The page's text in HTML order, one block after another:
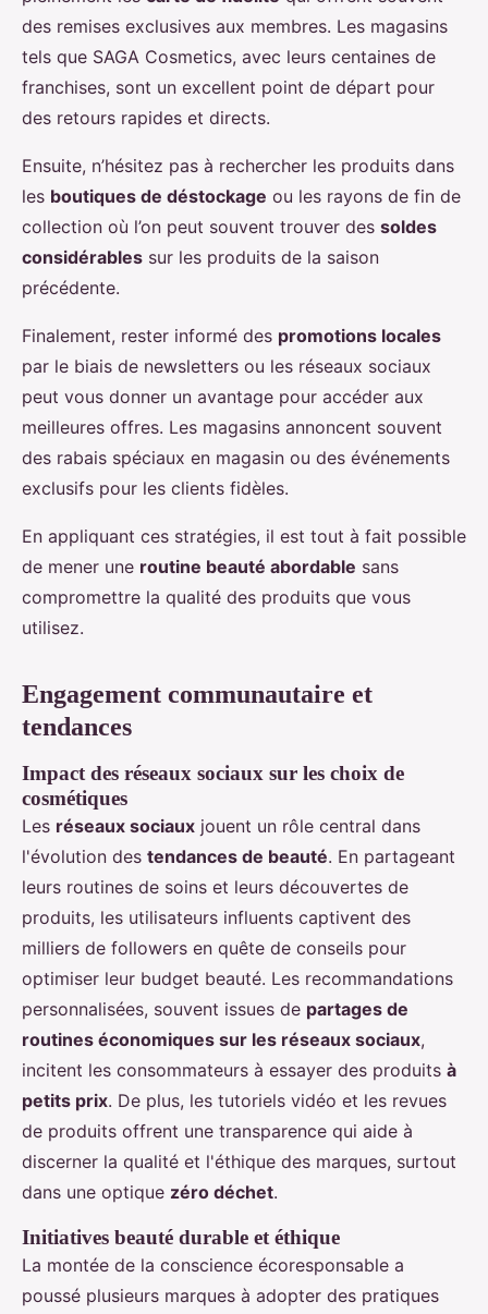
des remises exclusives aux membres. Les magasins
tels que SAGA Cosmetics, avec leurs centaines de
franchises, sont un excellent point de départ pour
des retours rapides et directs.
Ensuite, n’hésitez pas à rechercher les produits dans
les boutiques de déstockage ou les rayons de fin de
collection où l’on peut souvent trouver des soldes
considérables sur les produits de la saison
précédente.
Finalement, rester informé des promotions locales
par le biais de newsletters ou les réseaux sociaux
peut vous donner un avantage pour accéder aux
meilleures offres. Les magasins annoncent souvent
des rabais spéciaux en magasin ou des événements
exclusifs pour les clients fidèles.
En appliquant ces stratégies, il est tout à fait possible
de mener une routine beauté abordable sans
compromettre la qualité des produits que vous
utilisez.
Engagement communautaire et
tendances
Impact des réseaux sociaux sur les choix de
cosmétiques
Les réseaux sociaux jouent un rôle central dans
l'évolution des tendances de beauté. En partageant
leurs routines de soins et leurs découvertes de
produits, les utilisateurs influents captivent des
milliers de followers en quête de conseils pour
optimiser leur budget beauté. Les recommandations
personnalisées, souvent issues de partages de
routines économiques sur les réseaux sociaux,
incitent les consommateurs à essayer des produits à
petits prix. De plus, les tutoriels vidéo et les revues
de produits offrent une transparence qui aide à
discerner la qualité et l'éthique des marques, surtout
dans une optique zéro déchet.
Initiatives beauté durable et éthique
La montée de la conscience écoresponsable a
poussé plusieurs marques à adopter des pratiques